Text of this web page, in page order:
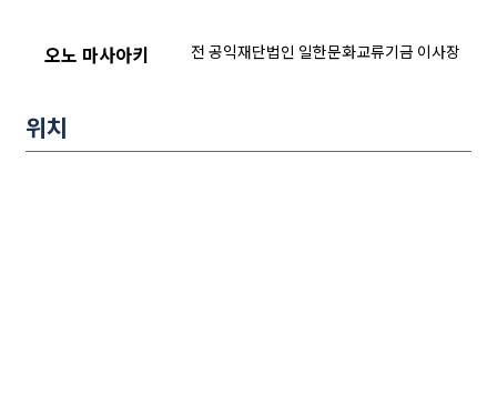
오노 마사아키 전 공익재단법인 일한문화교류기금 이사장
위치